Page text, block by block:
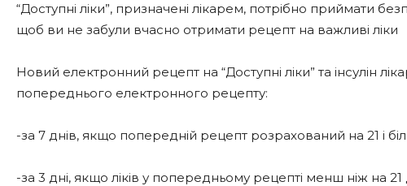
“Доступні ліки”, призначені лікарем, потрібно приймати
щоб ви не забули вчасно отримати рецепт на важливі ліки
Новий електронний рецепт на “Доступні ліки” та інсулін
попереднього електронного рецепту:
-за 7 днів, якщо попередній рецепт розрахований на 21 і
-за 3 дні, якщо ліків у попередньому рецепті менш ніж на 21